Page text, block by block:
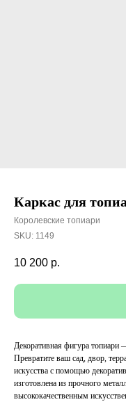
Каркас для
Королевские топиари
SKU: 1149
10 200 р.
Декоративная фигура топиари
Превратите ваш сад, двор,
искусства с помощью
изготовлена из прочного
высококачественным